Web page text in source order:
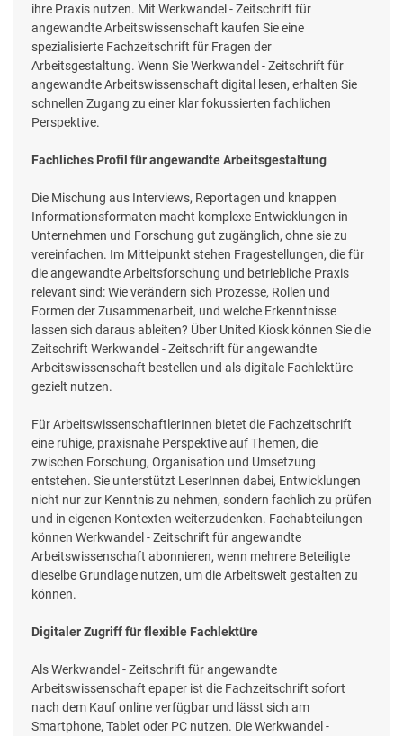
ihre Praxis nutzen. Mit Werkwandel - Zeitschrift für
angewandte Arbeitswissenschaft kaufen Sie eine
spezialisierte Fachzeitschrift für Fragen der
Arbeitsgestaltung. Wenn Sie Werkwandel - Zeitschrift für
angewandte Arbeitswissenschaft digital lesen, erhalten Sie
schnellen Zugang zu einer klar fokussierten fachlichen
Perspektive.
Fachliches Profil für angewandte Arbeitsgestaltung
Die Mischung aus Interviews, Reportagen und knappen
Informationsformaten macht komplexe Entwicklungen in
Unternehmen und Forschung gut zugänglich, ohne sie zu
vereinfachen. Im Mittelpunkt stehen Fragestellungen, die für
die angewandte Arbeitsforschung und betriebliche Praxis
relevant sind: Wie verändern sich Prozesse, Rollen und
Formen der Zusammenarbeit, und welche Erkenntnisse
lassen sich daraus ableiten? Über United Kiosk können Sie die
Zeitschrift Werkwandel - Zeitschrift für angewandte
Arbeitswissenschaft bestellen und als digitale Fachlektüre
gezielt nutzen.
Für ArbeitswissenschaftlerInnen bietet die Fachzeitschrift
eine ruhige, praxisnahe Perspektive auf Themen, die
zwischen Forschung, Organisation und Umsetzung
entstehen. Sie unterstützt LeserInnen dabei, Entwicklungen
nicht nur zur Kenntnis zu nehmen, sondern fachlich zu prüfen
und in eigenen Kontexten weiterzudenken. Fachabteilungen
können Werkwandel - Zeitschrift für angewandte
Arbeitswissenschaft abonnieren, wenn mehrere Beteiligte
dieselbe Grundlage nutzen, um die Arbeitswelt gestalten zu
können.
Digitaler Zugriff für flexible Fachlektüre
Als Werkwandel - Zeitschrift für angewandte
Arbeitswissenschaft epaper ist die Fachzeitschrift sofort
nach dem Kauf online verfügbar und lässt sich am
Smartphone, Tablet oder PC nutzen. Die Werkwandel -